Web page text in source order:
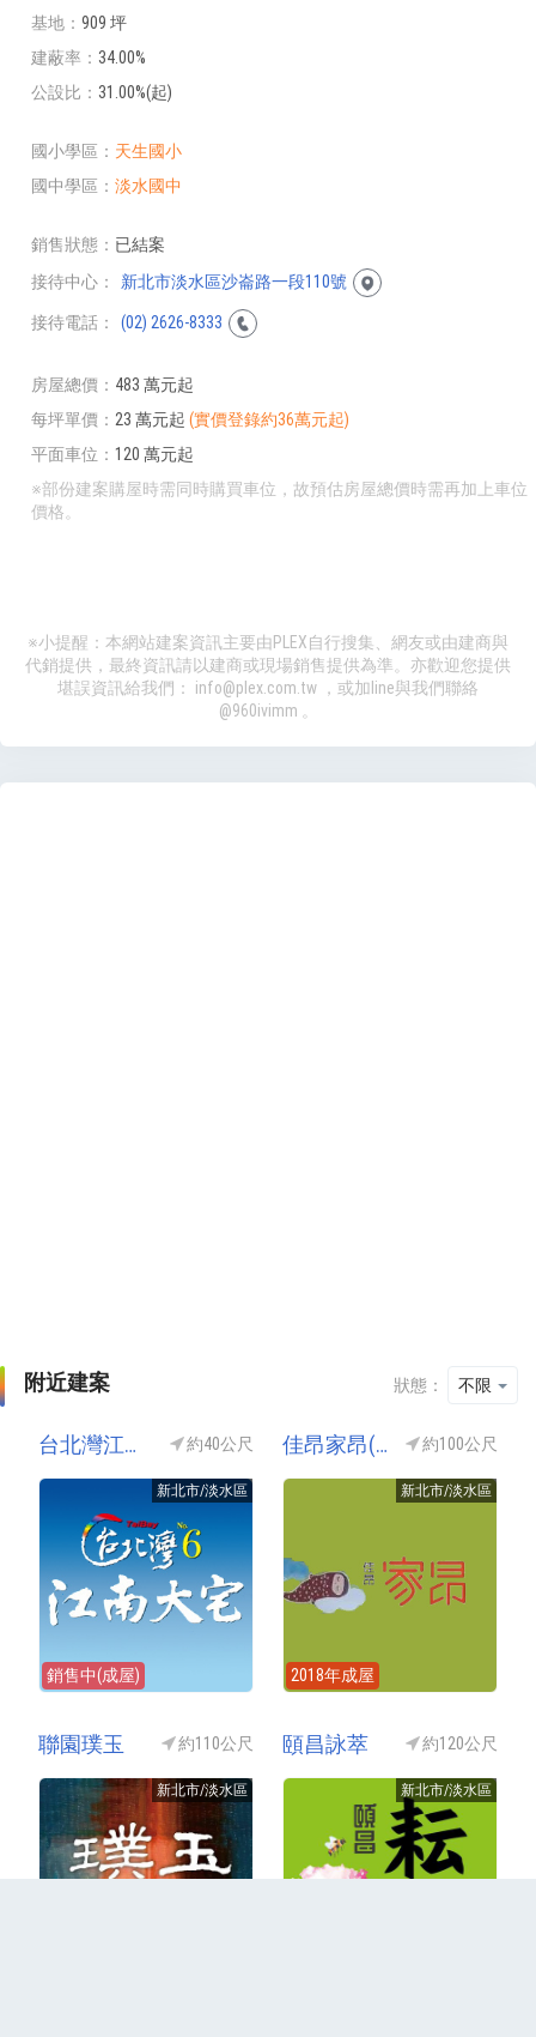
基地
909 坪
建蔽率
34.00%
公設比
31.00%(起)
國小學區
天生國小
國中學區
淡水國中
銷售狀態
已結案
接待中心
新北市淡水區沙崙路一段110號
接待電話 (02) 2626-8333
房屋總價
483 萬元起
每坪單價
23 萬元起(實價登錄約36萬元起)
平面車位
120 萬元起
※部份建案購屋時需同時購買車位，故預估房屋總價時需再加上車位
價格。
※小提醒：本網站建案資訊主要由PLEX自行搜集、網友或由建商與
代銷提供，最終資訊請以建商或現場銷售提供為準。亦歡迎您提供
堪誤資訊給我們： info@plex.com.tw ，或加line與我們聯絡
@960ivimm 。
附近建案 狀態： 不限
台北灣江南大宅(湯泉台北灣6期/台北灣第六期/台北灣NO6江南大宅/台北灣第6期/台北灣-江南大宅/臺北灣6/台北灣六期/台北灣6江南大宅) 約40公尺
新北市/淡水區
銷售中(成屋)
佳昂家昂(家昂佳昂) 約100公尺
新北市/淡水區
2018年成屋
聯園璞玉 約110公尺
新北市/淡水區
頤昌詠萃 約120公尺
新北市/淡水區